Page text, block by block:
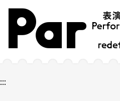
跳到主要內容區塊
網站導覽
:::